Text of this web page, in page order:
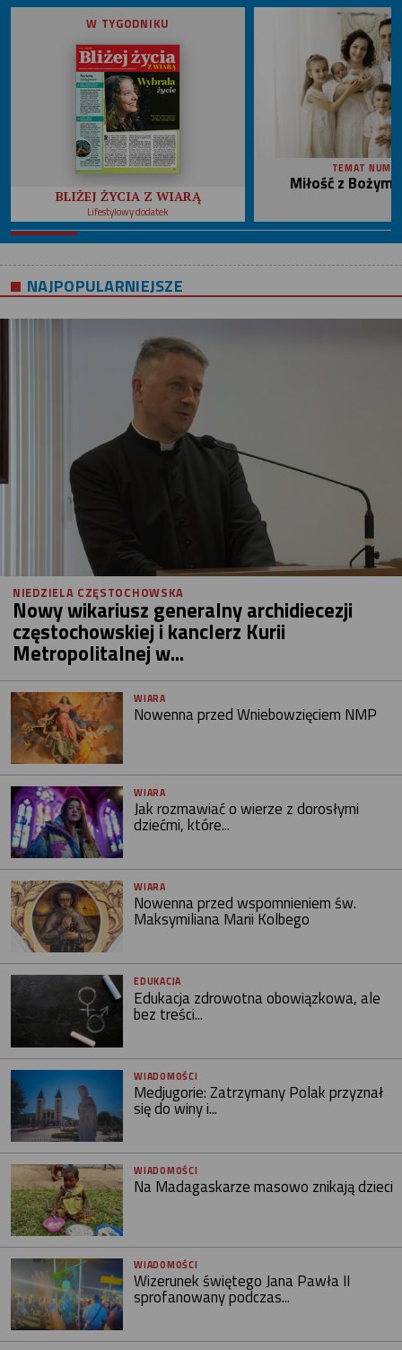
W TYGODNIKU
BLIŻEJ ŻYCIA Z WIARĄ
Lifestylowy dodatek
TEMAT
Miłość z
NAJPOPULARNIEJSZE
NIEDZIELA CZĘSTOCHOWSKA
Nowy wikariusz generalny archidiecezji
częstochowskiej i kanclerz Kurii
Metropolitalnej w...
WIARA
Nowenna przed Wniebowzięciem NMP
WIARA
Jak rozmawiać o wierze z dorosłymi
dziećmi, które...
WIARA
Nowenna przed wspomnieniem św.
Maksymiliana Marii Kolbego
EDUKACJA
Edukacja zdrowotna obowiązkowa, ale
bez treści...
WIADOMOŚCI
Medjugorie: Zatrzymany Polak przyznał
się do winy i...
WIADOMOŚCI
Na Madagaskarze masowo znikają dzieci
WIADOMOŚCI
Wizerunek świętego Jana Pawła II
sprofanowany podczas...